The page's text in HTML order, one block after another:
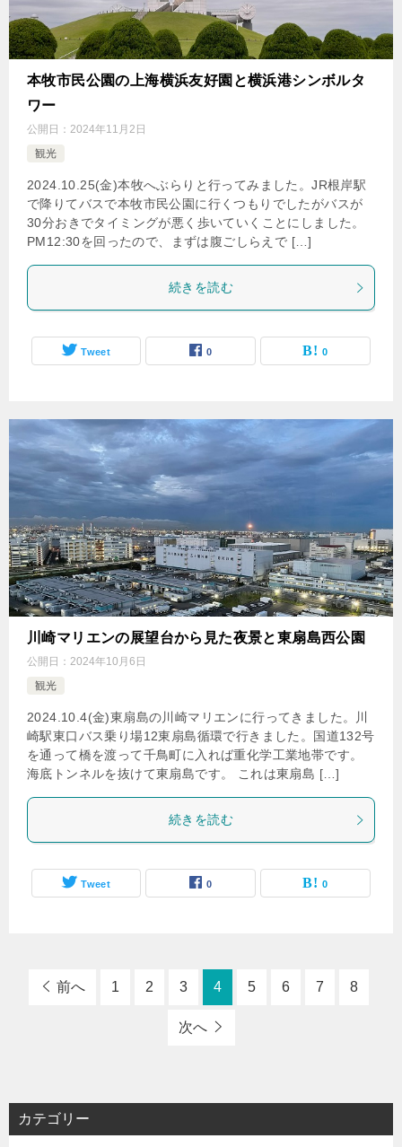
本牧市民公園の上海横浜友好園と横浜港シンボルタ
ワー
公開日： 2024年11月2日
観光
2024.10.25(金)本牧へぶらりと行ってみました。JR根岸駅
で降りてバスで本牧市民公園に行くつもりでしたがバスが
30分おきでタイミングが悪く歩いていくことにしました。
PM12:30を回ったので、まずは腹ごしらえで […]
続きを読む
Tweet 0 0
川崎マリエンの展望台から見た夜景と東扇島西公園
公開日： 2024年10月6日
観光
2024.10.4(金)東扇島の川崎マリエンに行ってきました。川
崎駅東口バス乗り場12東扇島循環で行きました。国道132号
を通って橋を渡って千鳥町に入れば重化学工業地帯です。
海底トンネルを抜けて東扇島です。 これは東扇島 […]
続きを読む
Tweet 0 0
前へ 1 2 3 4 5 6 7 8
次へ
カテゴリー